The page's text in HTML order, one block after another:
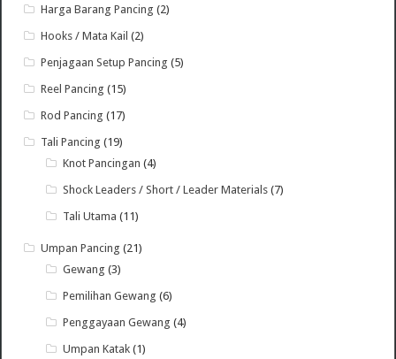
Harga Barang Pancing (2)
Hooks / Mata Kail (2)
Penjagaan Setup Pancing (5)
Reel Pancing (15)
Rod Pancing (17)
Tali Pancing (19)
Knot Pancingan (4)
Shock Leaders / Short / Leader Materials (7)
Tali Utama (11)
Umpan Pancing (21)
Gewang (3)
Pemilihan Gewang (6)
Penggayaan Gewang (4)
Umpan Katak (1)